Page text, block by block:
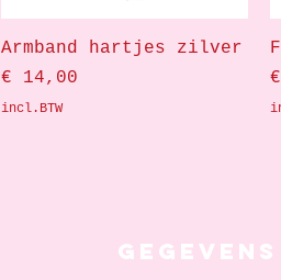
Snel overzicht
Armband hartjes zilver
Prijs
€ 14,00
incl.BTW
Gegevens